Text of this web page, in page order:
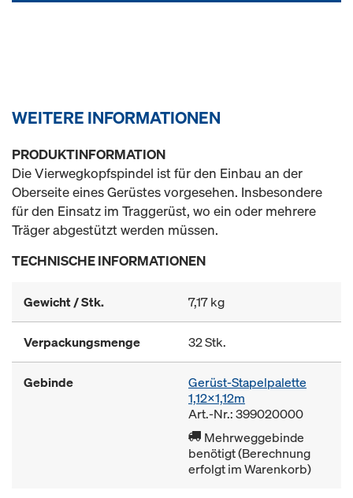
WEITERE INFORMATIONEN
PRODUKTINFORMATION
Die Vierwegkopfspindel ist für den Einbau an der
Oberseite eines Gerüstes vorgesehen. Insbesondere
für den Einsatz im Traggerüst, wo ein oder mehrere
Träger abgestützt werden müssen.
TECHNISCHE INFORMATIONEN
Gewicht / Stk. 7,17 kg
Verpackungsmenge 32 Stk.
Gebinde
Gerüst-Stapelpalette
1,12x1,12m
Art.-Nr.: 399020000
Mehrweggebinde
benötigt (Berechnung
erfolgt im Warenkorb)